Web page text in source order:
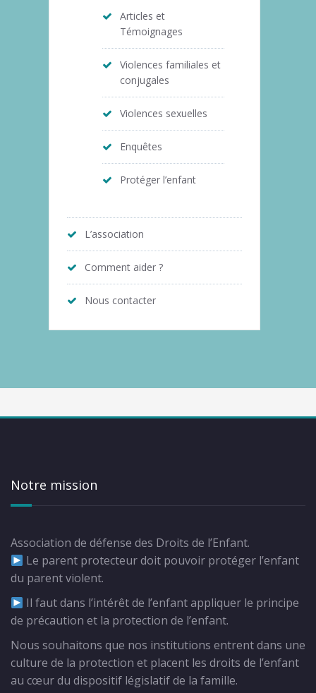
Articles et
Témoignages
Violences familiales et
conjugales
Violences sexuelles
Enquêtes
Protéger l’enfant
L’association
Comment aider ?
Nous contacter
Notre mission
Association de défense des Droits de l’Enfant.
Le parent protecteur doit pouvoir protéger l’enfant
du parent violent.
Il faut dans l’intérêt de l’enfant appliquer le principe
de précaution et la protection de l’enfant.
Nous souhaitons que nos institutions entrent dans une
culture de la protection et placent les droits de l’enfant
au cœur du dispositif législatif de la famille.